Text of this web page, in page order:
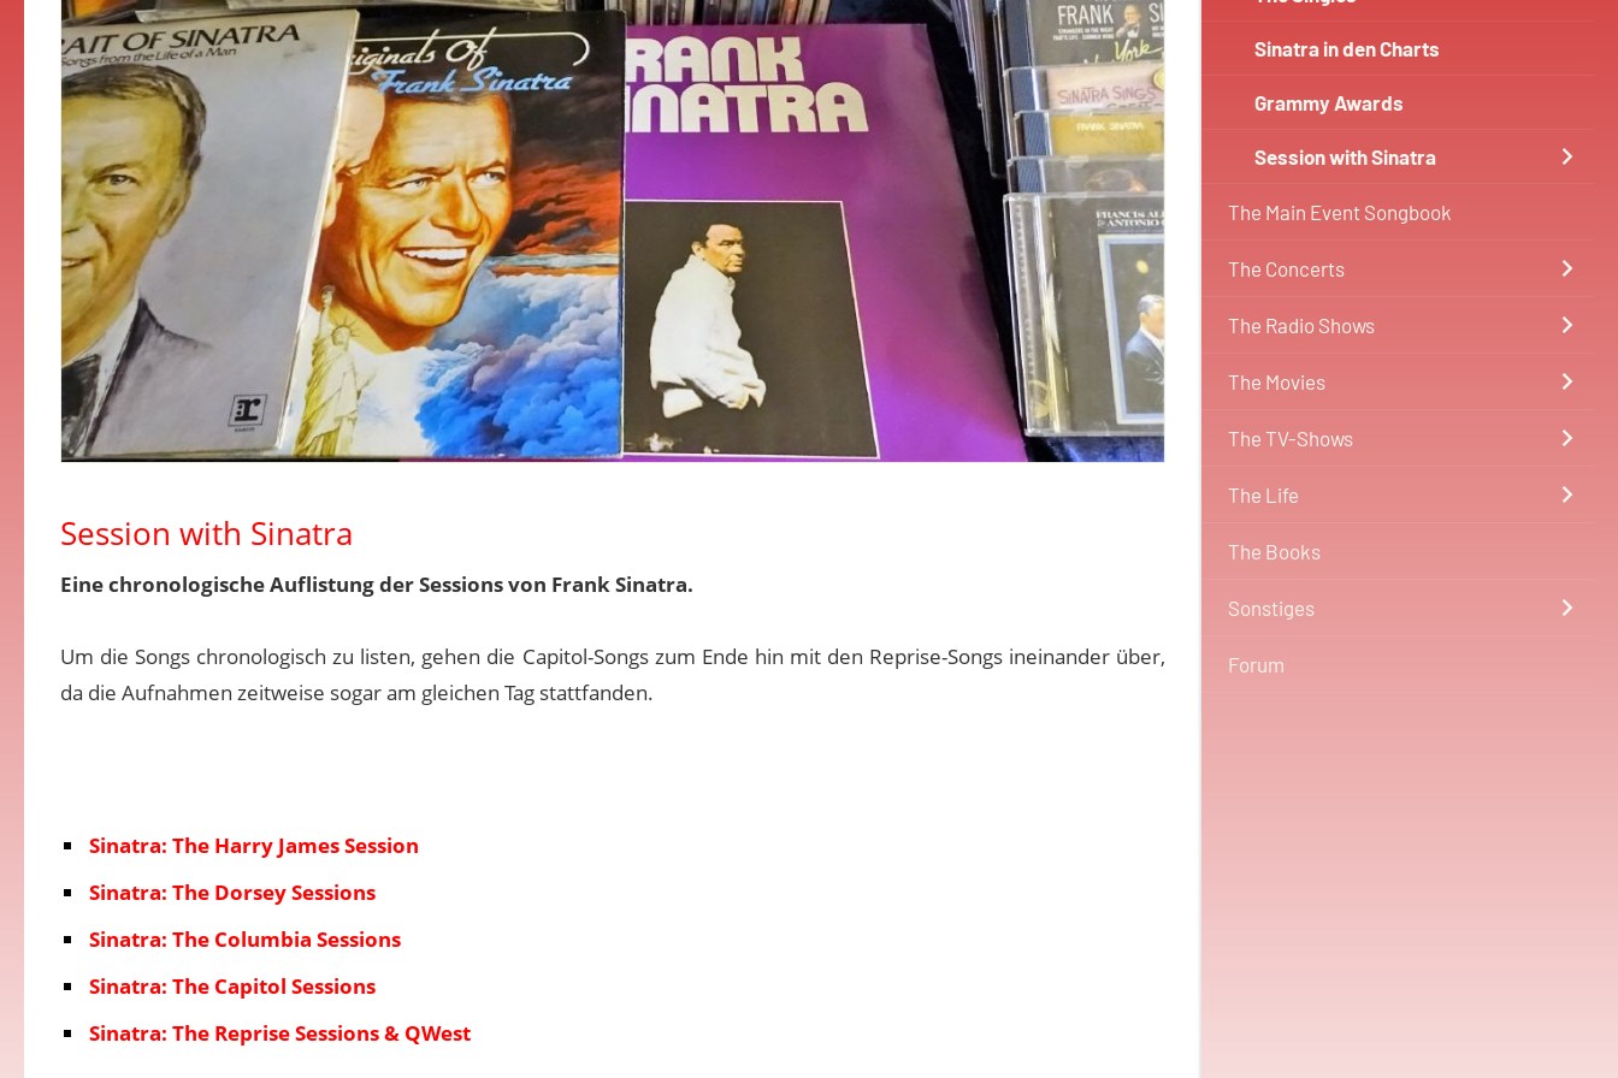
Sinatra in den Charts
Grammy Awards
Session with Sinatra
The Main Event Songbook
The Concerts
The Radio Shows
The Movies
The TV-Shows
The Life
The Books
Sonstiges
Forum
Session with Sinatra
Eine chronologische Auflistung der Sessions von Frank Sinatra.
Um die Songs chronologisch zu listen, gehen die Capitol-Songs zum Ende hin mit den Reprise-Songs ineinander über,
da die Aufnahmen zeitweise sogar am gleichen Tag stattfanden.
Sinatra: The Harry James Session
Sinatra: The Dorsey Sessions
Sinatra: The Columbia Sessions
Sinatra: The Capitol Sessions
Sinatra: The Reprise Sessions & QWest